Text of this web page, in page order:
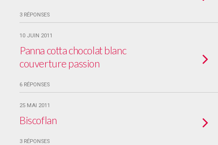
3 RÉPONSES
10 JUIN 2011
Panna cotta chocolat blanc
couverture passion
6 RÉPONSES
25 MAI 2011
Biscoflan
3 RÉPONSES